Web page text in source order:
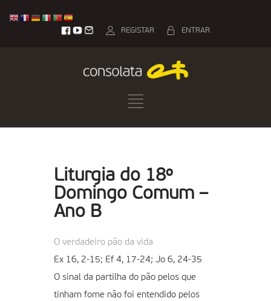
ENTRAR
REGISTAR
Liturgia do 18º
Domingo Comum –
Ano B
O verdadeiro pão da vida
Ex 16, 2-15; Ef 4, 17-24; Jo 6, 24-35
O sinal da partilha do pão pelos que
tinham fome não foi entendido pelos